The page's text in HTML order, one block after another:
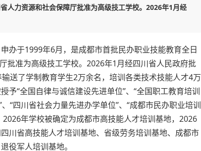
人力资源和社会保障厅批准为高级技工学校。2026年1月经
办于1999年6月，是成都市首批民办职业技能教育全日
批准为高级技工学校。2026年1月经四川省人民政府批
送了学制教育学生2万余名，培训各类技术技能人才4万
“全国自律与诚信建设先进单位”、“全国职工教育培训
“四川省社会力量先进办学单位”、“成都市民办职业培训
年学校被确定为成都市高技能人才培训基地，2026
川省高技能人才培训基地、省级劳务培训基地、成都市
役军人培训基地。